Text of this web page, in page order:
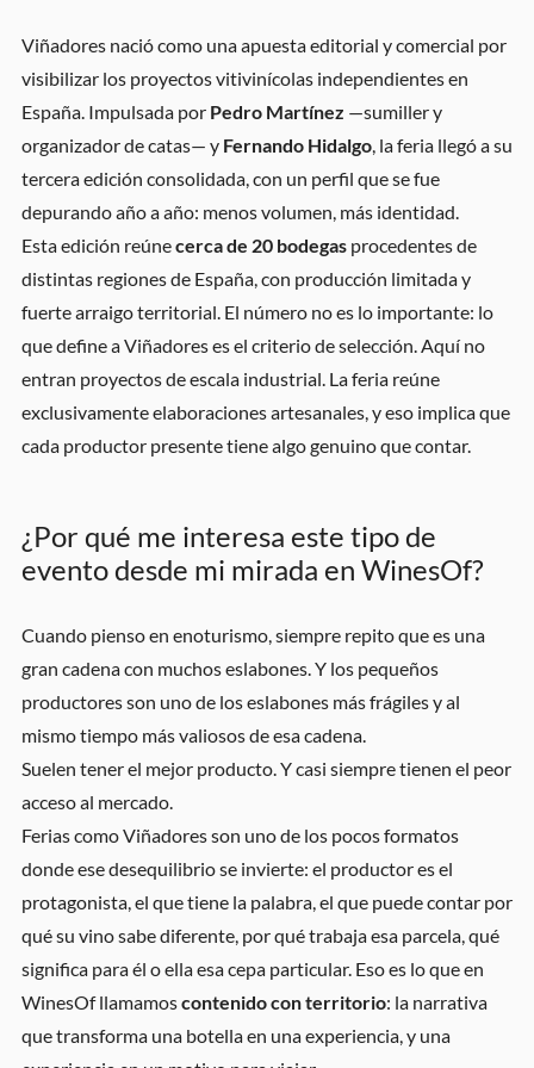
Viñadores nació como una apuesta editorial y comercial por
visibilizar los proyectos vitivinícolas independientes en
España. Impulsada por Pedro Martínez —sumiller y
organizador de catas— y Fernando Hidalgo, la feria llegó a su
tercera edición consolidada, con un perfil que se fue
depurando año a año: menos volumen, más identidad.
Esta edición reúnecerca de 20 bodegas procedentes de
distintas regiones de España, con producción limitada y
fuerte arraigo territorial. El número no es lo importante: lo
que define a Viñadores es el criterio de selección. Aquí no
entran proyectos de escala industrial. La feria reúne
exclusivamente elaboraciones artesanales, y eso implica que
cada productor presente tiene algo genuino que contar.
¿Por qué me interesa este tipo de
evento desde mi mirada en WinesOf?
Cuando pienso en enoturismo, siempre repito que es una
gran cadena con muchos eslabones. Y los pequeños
productores son uno de los eslabones más frágiles y al
mismo tiempo más valiosos de esa cadena.
Suelen tener el mejor producto. Y casi siempre tienen el peor
acceso al mercado.
Ferias como Viñadores son uno de los pocos formatos
donde ese desequilibrio se invierte: el productor es el
protagonista, el que tiene la palabra, el que puede contar por
qué su vino sabe diferente, por qué trabaja esa parcela, qué
significa para él o ella esa cepa particular. Eso es lo que en
WinesOf llamamoscontenido con territorio: la narrativa
que transforma una botella en una experiencia, y una